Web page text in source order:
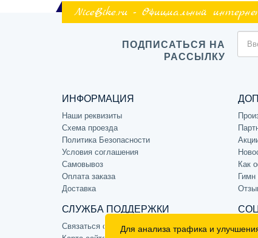
NiceBike.ru - Официальный
ПОДПИСАТЬСЯ НА
РАССЫЛКУ
ИНФОРМАЦИЯ
Наши реквизиты
Схема проезда
Политика Безопасности
Условия соглашения
Самовывоз
Оплата заказа
Доставка
СЛУЖБА ПОДДЕРЖКИ
Связаться с нами
Как
Гимн
Для анализа трафика и